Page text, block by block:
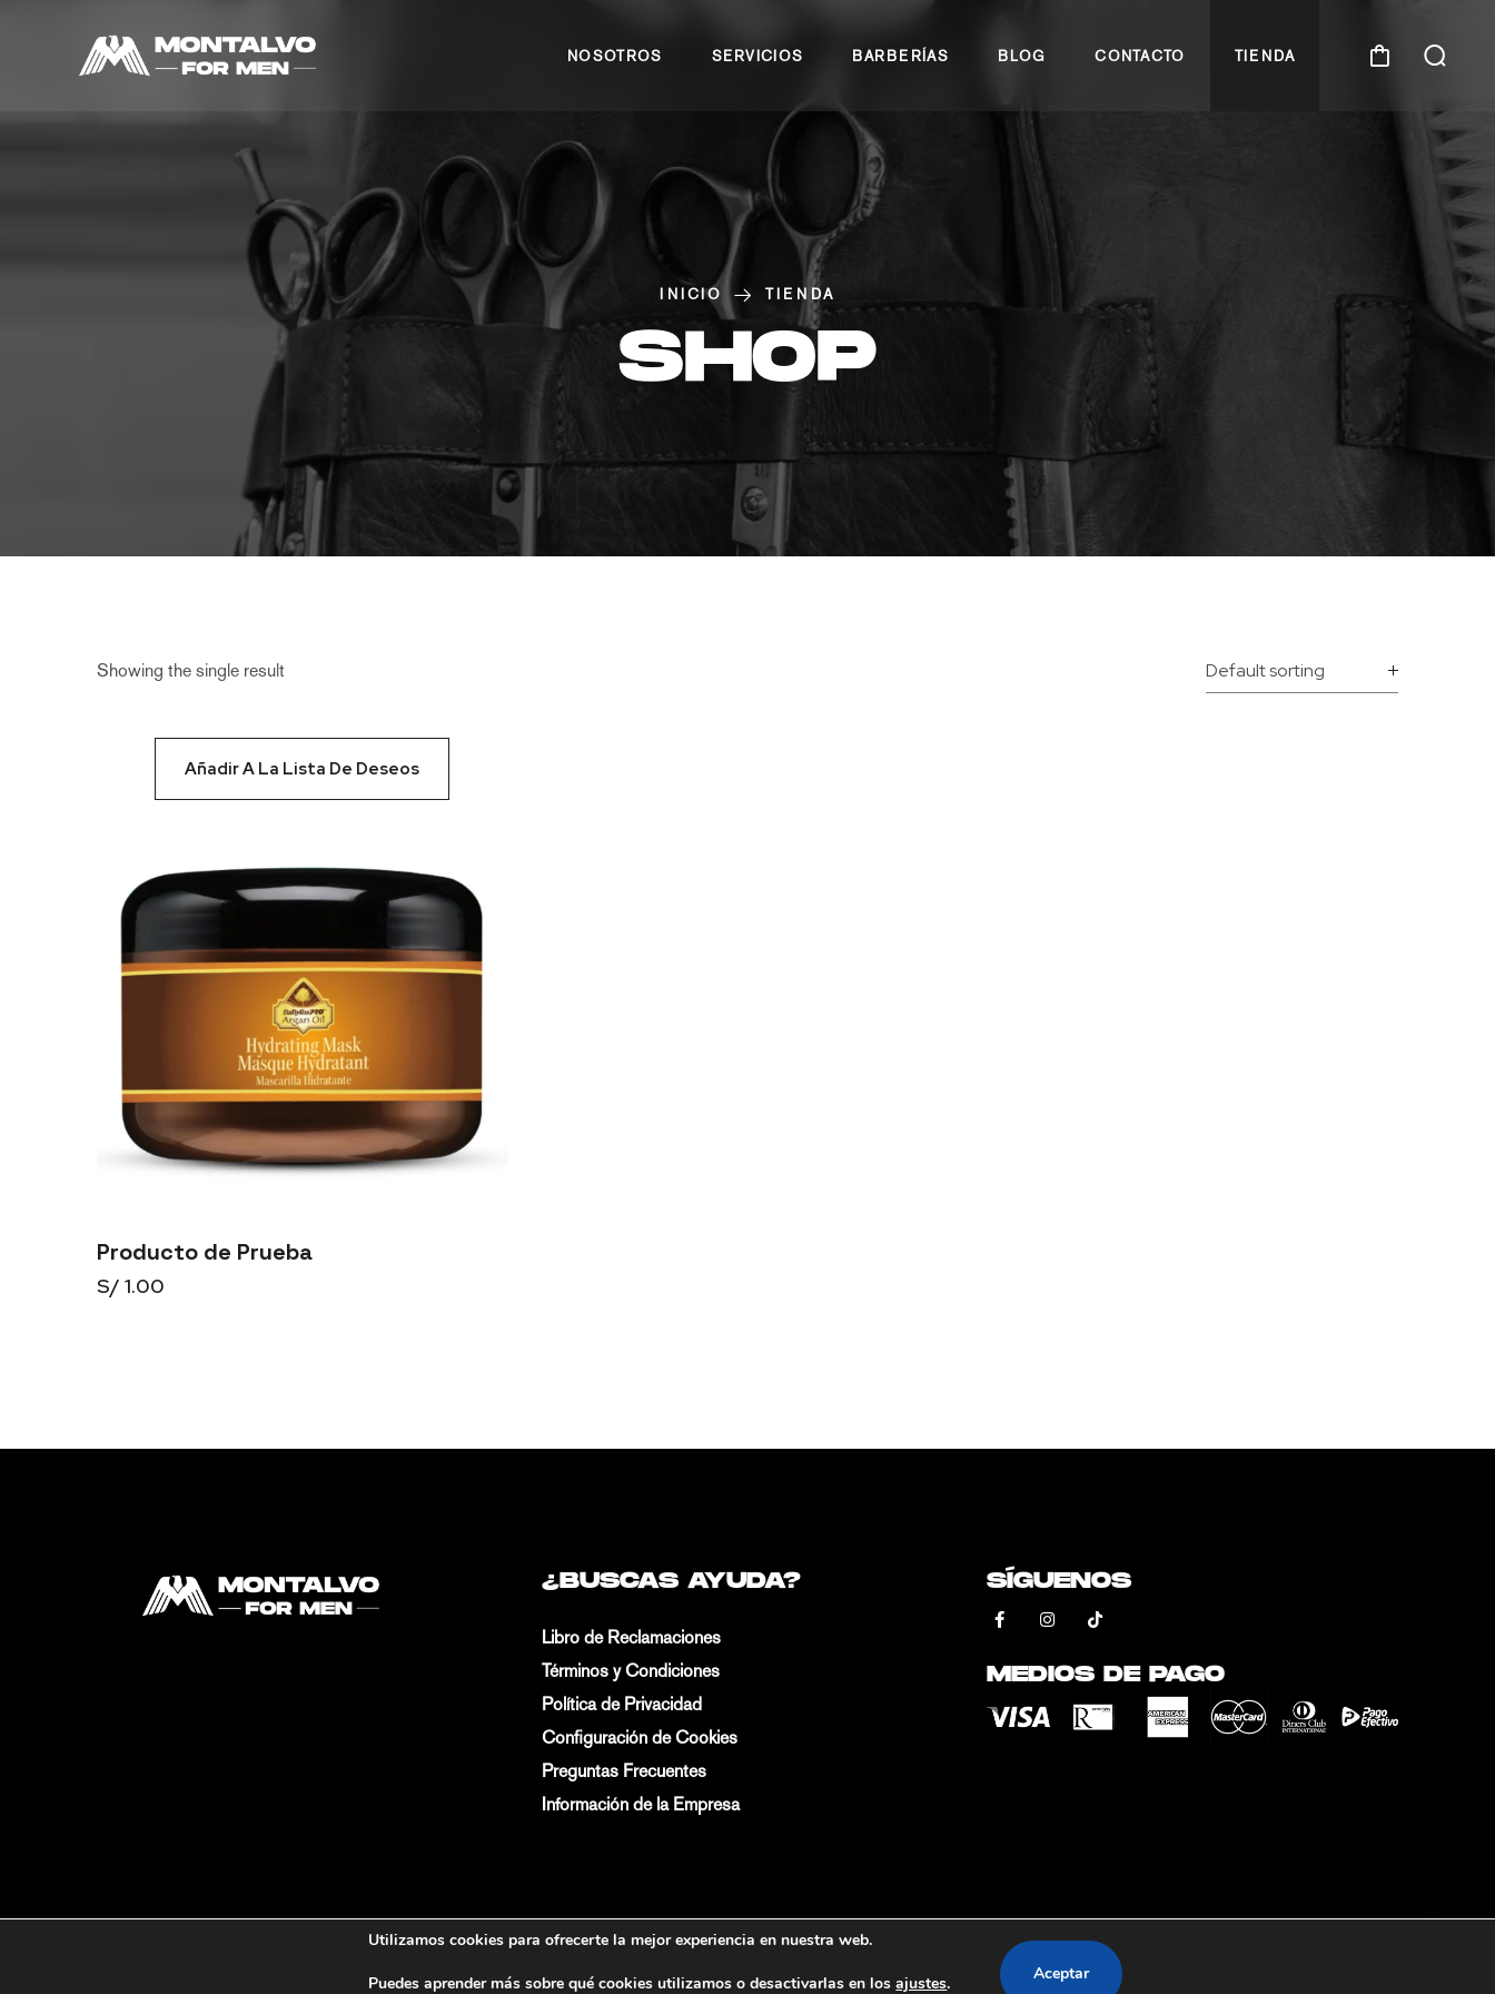
NOSOTROS SERVICIOS BARBERÍAS BLOG CONTACTO TIENDA
INICIO TIENDA
SHOP
Showing the single result
Añadir A La Lista De Deseos
Producto de Prueba
S/ 1.00
¿BUSCAS AYUDA?
Libro de Reclamaciones
Términos y Condiciones
Política de Privacidad
Configuración de Cookies
Preguntas Frecuentes
Información de la Empresa
SÍGUENOS
MEDIOS DE PAGO
Copyright © 2023 Montalvo For Men. Todos los derechos reservados. Desarrollado por STAMP Marketing
Utilizamos cookies para ofrecerte la mejor experiencia en nuestra web.
Puedes aprender más sobre qué cookies utilizamos o desactivarlas en losajustes. Aceptar